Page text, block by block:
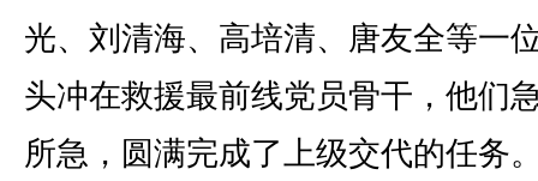
光、刘清海、高培清、唐友全等一
头冲在救援最前线党员骨干，他们
所急，圆满完成了上级交代的任务